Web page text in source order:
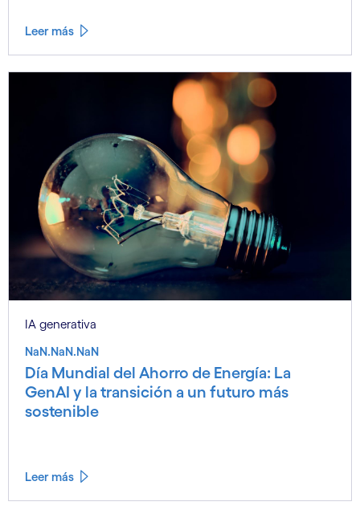
Leer más
IA generativa
NaN.NaN.NaN
Día Mundial del Ahorro de Energía: La
GenAI y la transición a un futuro más
sostenible
Leer más